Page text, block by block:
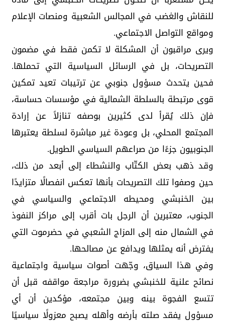
للنقاش والغضب في المجالس الشعبية ومنصات الإعلام
ومواقع التواصل الاجتماعي.
ويرى مراقبون أن المشكلة لا تكمن فقط في مضمون
التصريحات، بل في الرسائل السياسية التي تحملها.
فحين يتحدث مسؤول جنوبي عن ترتيبات تعيد تمكين
قوى مرتبطة بالسلطة الشمالية في مؤسسات حساسة،
فإن ذلك يُقرأ لدى كثيرين بوصفه تنازلاً عن إرادة
المجتمع المحلي، بل وعودة غير مباشرة لسلطة يعتبرها
الجنوبيون جزءًا من صراعهم السياسي الطويل.
وقد ذهب بعض الكتّاب والنشطاء إلى أبعد من ذلك،
حين وصفوا تلك التصريحات بأنها تعكس انفصالًا متزايدًا
بين الخنبشي ومحيطه الاجتماعي والسياسي في
الجنوب، معتبرين أن الرجل بات أقرب إلى مراكز النفوذ
في الشمال منه إلى المزاج الشعبي في حضرموت التي
يفترض أنه يمثلها ويدافع عن مصالحها.
وفي هذا السياق، وجّهت أصوات سياسية واجتماعية
نصائح علنية للخنبشي بضرورة مراجعة مواقفه قبل أن
تتسع الفجوة بينه وبين مجتمعه، مؤكدين أن أي
مسؤول يفقد صلته بأرضه وأهله يصبح معزولًا سياسيًا